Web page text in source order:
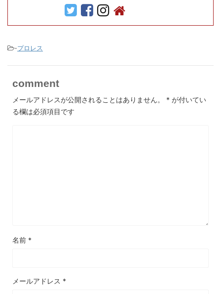
-プロレス
comment
メールアドレスが公開されることはありません。 * が付いてい
る欄は必須項目です
名前 *
メールアドレス *